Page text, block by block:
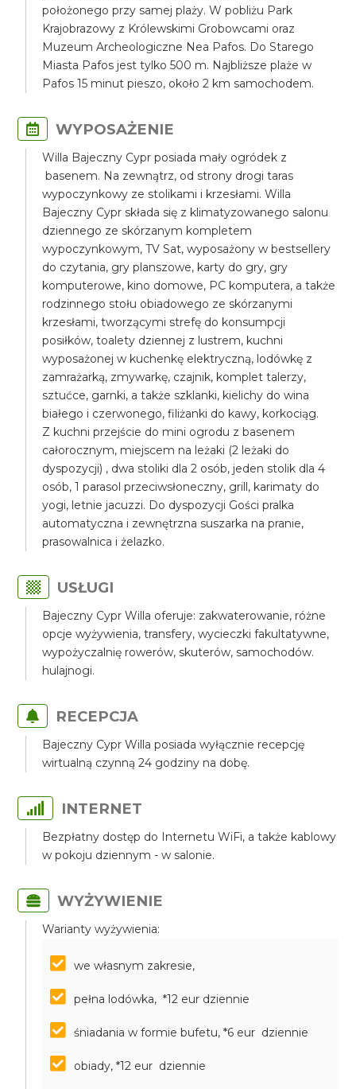
położonego przy samej plaży. W pobliżu Park
Krajobrazowy z Królewskimi Grobowcami oraz
Muzeum Archeologiczne Nea Pafos. Do Starego
Miasta Pafos jest tylko 500 m. Najbliższe plaże w
Pafos 15 minut pieszo, około 2 km samochodem.
WYPOSAŻENIE
Willa Bajeczny Cypr posiada mały ogródek z
basenem. Na zewnątrz, od strony drogi taras
wypoczynkowy ze stolikami i krzesłami. Willa
Bajeczny Cypr składa się z klimatyzowanego salonu
dziennego ze skórzanym kompletem
wypoczynkowym, TV Sat, wyposażony w bestsellery
do czytania, gry planszowe, karty do gry, gry
komputerowe, kino domowe, PC komputera, a także
rodzinnego stołu obiadowego ze skórzanymi
krzesłami, tworzącymi strefę do konsumpcji
posiłków, toalety dziennej z lustrem, kuchni
wyposażonej w kuchenkę elektryczną, lodówkę z
zamrażarką, zmywarkę, czajnik, komplet talerzy,
sztućce, garnki, a także szklanki, kielichy do wina
białego i czerwonego, filiżanki do kawy, korkociąg.
Z kuchni przejście do mini ogrodu z basenem
całorocznym, miejscem na leżaki (2 leżaki do
dyspozycji) , dwa stoliki dla 2 osób, jeden stolik dla 4
osób, 1 parasol przeciwsłoneczny, grill, karimaty do
yogi, letnie jacuzzi. Do dyspozycji Gości pralka
automatyczna i zewnętrzna suszarka na pranie,
prasowalnica i żelazko.
USŁUGI
Bajeczny Cypr Willa oferuje: zakwaterowanie, różne
opcje wyżywienia, transfery, wycieczki fakultatywne,
wypożyczalnię rowerów, skuterów, samochodów.
hulajnogi.
RECEPCJA
Bajeczny Cypr Willa posiada wyłącznie recepcję
wirtualną czynną 24 godziny na dobę.
INTERNET
Bezpłatny dostęp do Internetu WiFi, a także kablowy
w pokoju dziennym - w salonie.
WYŻYWIENIE
Warianty wyżywienia:
we własnym zakresie,
pełna lodówka, *12 eur dziennie
śniadania w formie bufetu, *6 eur dziennie
obiady, *12 eur dziennie